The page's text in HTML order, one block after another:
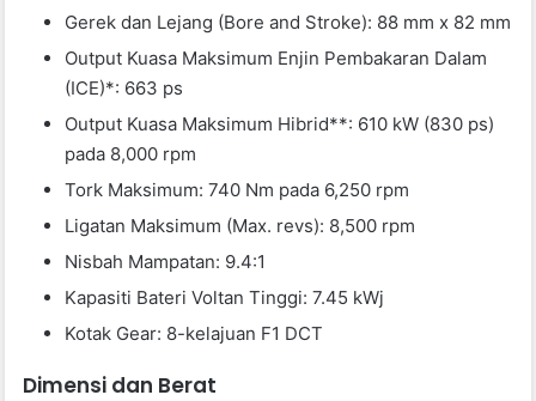
Gerek dan Lejang (Bore and Stroke): 88 mm x 82 mm
Output Kuasa Maksimum Enjin Pembakaran Dalam
(ICE)*: 663 ps
Output Kuasa Maksimum Hibrid**: 610 kW (830 ps)
pada 8,000 rpm
Tork Maksimum: 740 Nm pada 6,250 rpm
Ligatan Maksimum (Max. revs): 8,500 rpm
Nisbah Mampatan: 9.4:1
Kapasiti Bateri Voltan Tinggi: 7.45 kWj
Kotak Gear: 8-kelajuan F1 DCT
Dimensi dan Berat